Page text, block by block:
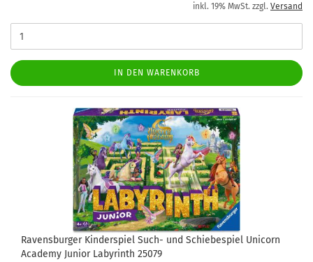
inkl. 19% MwSt. zzgl. Versand
IN DEN WARENKORB
Ravensburger Kinderspiel Such- und Schiebespiel Unicorn
Academy Junior Labyrinth 25079